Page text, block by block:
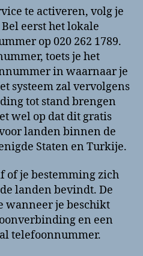
te activeren, volg je
eerst het lokale
op 020 262 1789.
toets je het
in waarnaar je
systeem zal vervolgens
tot stand brengen
wel op dat dit gratis
landen binnen de
Staten en Turkije.
of je bestemming zich
landen bevindt. De
wanneer je beschikt
en een
telefoonnummer.